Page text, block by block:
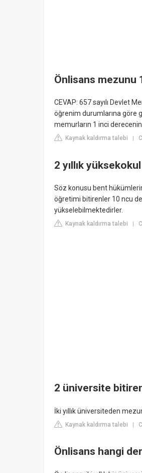
Önlisans mezunu
CEVAP: 657 sayılı Devlet
öğrenim durumlarına göre
memurların 1 inci
Kaynak kaldırma talebi
2 yıllık
Söz konusu bent
öğretimi bitirenler 10 ncu
yükselebilmektedirler.
Kaynak kaldırma talebi
2 üniversite
İki yıllık üniversiteden
Kaynak kaldırma talebi |
Önlisans hangi